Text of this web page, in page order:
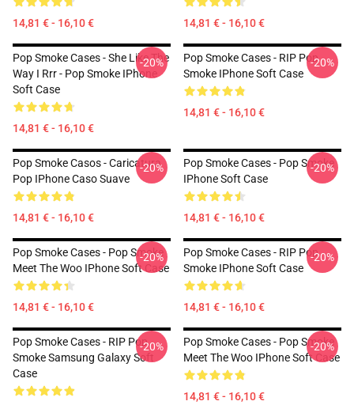
14,81 € - 16,10 € 14,81 € - 16,10 €
Pop Smoke Cases - She Like The
Way I Rrr - Pop Smoke IPhone
Soft Case
14,81 € - 16,10 €
-20%
Pop Smoke Cases - RIP Pop
Smoke IPhone Soft Case
14,81 € - 16,10 €
-20%
Pop Smoke Casos - Caricatura
Pop IPhone Caso Suave
14,81 € - 16,10 €
-20%
Pop Smoke Cases - Pop Smoke
IPhone Soft Case
14,81 € - 16,10 €
-20%
Pop Smoke Cases - Pop Smoke
Meet The Woo IPhone Soft Case
14,81 € - 16,10 €
-20%
Pop Smoke Cases - RIP Pop
Smoke IPhone Soft Case
14,81 € - 16,10 €
-20%
Pop Smoke Cases - RIP Pop
Smoke Samsung Galaxy Soft
Case
-20%
Pop Smoke Cases - Pop Smoke
Meet The Woo IPhone Soft Case
14,81 € - 16,10 €
-20%